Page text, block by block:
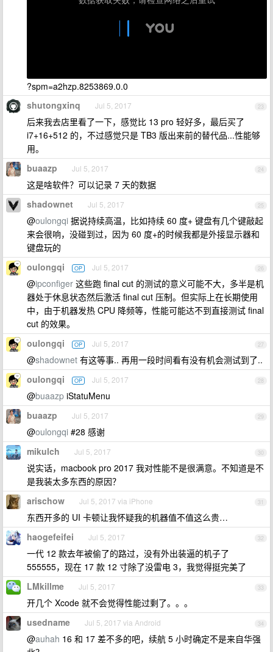
?spm=a2hzp.8253869.0.0
23
shutongxinq Jul 5, 2017
后来我去店里看了一下，感觉比 13 pro 轻好多，最后买了
i7+16+512 的，不过感觉只是 TB3 版出来前的替代品...性能够
用。
24
buaazp Jul 5, 2017
这是啥软件？可以记录 7 天的数据
25
shadownet Jul 5, 2017
@oulongqi 据说持续高温，比如持续 60 度+ 键盘有几个键敲起
来会很响，没碰到过，因为 60 度+的时候我都是外接显示器和
键盘玩的
26
oulongqi OP Jul 5, 2017
@ipconfiger 这些跑 final cut 的测试的意义可能不大，多半是机
器处于休息状态然后激活 final cut 压制。但实际上在长期使用
中，由于机器发热 CPU 降频等，性能可能达不到直接测试 final
cut 的效果。
27
oulongqi OP Jul 5, 2017
@shadownet 有这等事.. 再用一段时间看有没有机会测试到了..
28
oulongqi OP Jul 5, 2017
@buaazp iStatuMenu
29
buaazp Jul 5, 2017
@oulongqi #28 感谢
30
mikulch Jul 5, 2017
说实话，macbook pro 2017 我对性能不是很满意。不知道是不
是我装太多东西的原因？
31
arischow Jul 5, 2017 via iPhone
东西开多的 UI 卡顿让我怀疑我的机器值不值这么贵…
32
haogefeifei Jul 5, 2017
一代 12 款去年被偷了的路过，没有外出装逼的机子了
555555，现在 17 款 12 寸除了没雷电 3，我觉得挺完美了
33
LMkillme Jul 5, 2017
开几个 Xcode 就不会觉得性能过剩了。。。
34
usedname Jul 5, 2017 via Android
@auhah 16 和 17 差不多的吧，续航 5 小时确定不是来自华强